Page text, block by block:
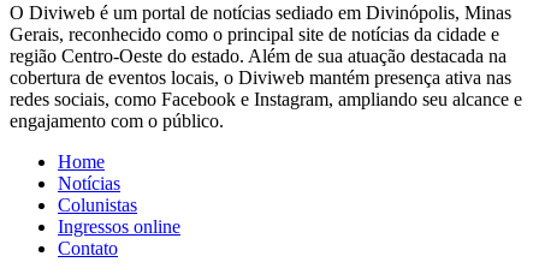
​O Diviweb é um portal de notícias sediado em Divinópolis, Minas
Gerais, reconhecido como o principal site de notícias da cidade e
região Centro-Oeste do estado. Além de sua atuação destacada na
cobertura de eventos locais, o Diviweb mantém presença ativa nas
redes sociais, como Facebook e Instagram, ampliando seu alcance e
engajamento com o público.
Home
Notícias
Colunistas
Ingressos online
Contato